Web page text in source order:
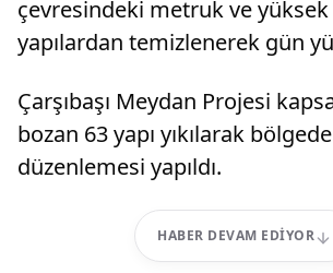
çevresindeki metruk ve yüksek
yapılardan temizlenerek gün
Çarşıbaşı Meydan Projesi
bozan 63 yapı yıkılarak
düzenlemesi yapıldı.
HABER DEVAM EDIYOR